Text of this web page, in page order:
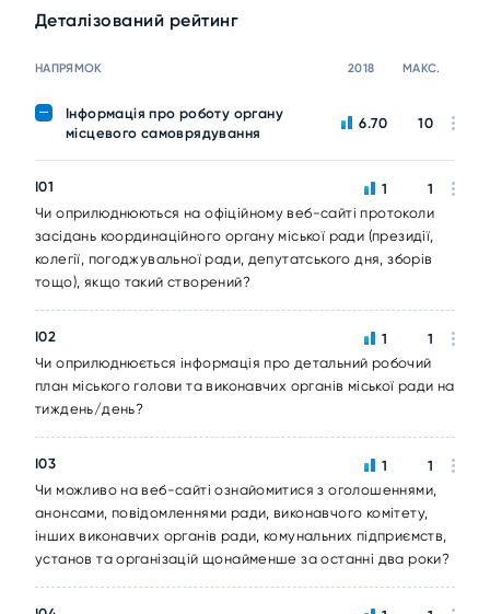
Деталізований рейтинг
НАПРЯМОК 2018 МАКС.
Інформація про роботу органу
місцевого самоврядування
6.70 10
I01
Чи оприлюднюються на офіційному веб-сайті протоколи
засідань координаційного органу міської ради (президії,
колегії, погоджувальної ради, депутатського дня, зборів
тощо), якщо такий створений?
1 1
I02
Чи оприлюднюється інформація про детальний робочий
план міського голови та виконавчих органів міської ради на
тиждень/день?
1 1
I03
Чи можливо на веб-сайті ознайомитися з оголошеннями,
анонсами, повідомленнями ради, виконавчого комітету,
інших виконавчих органів ради, комунальних підприємств,
установ та організацій щонайменше за останні два роки?
1 1